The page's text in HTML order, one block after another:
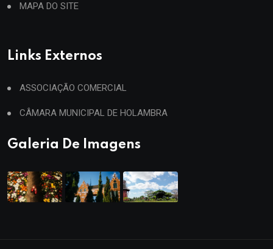
MAPA DO SITE
Links Externos
ASSOCIAÇÃO COMERCIAL
CÂMARA MUNICIPAL DE HOLAMBRA
Galeria De Imagens